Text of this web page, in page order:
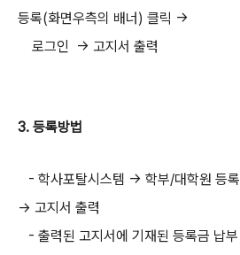
등록(화면우측의 배너) 클릭 →
로그인 → 고지서 출력
3. 등록방법
- 학사포탈시스템 → 학부/대학원 등
→ 고지서 출력
- 출력된 고지서에 기재된 등록금 납